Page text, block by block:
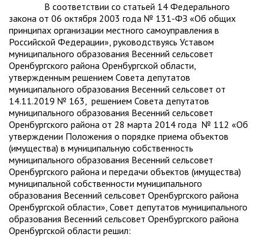
В соответствии со статьей 14 Федерального
закона от 06 октября 2003 года № 131-ФЗ «Об общих
принципах организации местного самоуправления в
Российской Федерации», руководствуясь Уставом
муниципального образования Весенний сельсовет
Оренбургского района Оренбургской области,
утвержденным решением Совета депутатов
муниципального образования Весенний сельсовет от
14.11.2019 № 163, решением Совета депутатов
муниципального образования Весенний сельсовет
Оренбургского района от 28 марта 2014 года № 112 «Об
утверждении Положения о порядке приема объектов
(имущества) в муниципальную собственность
муниципального образования Весенний сельсовет
Оренбургского района и передачи объектов (имущества)
муниципальной собственности муниципального
образования Весенний сельсовет Оренбургского района
Оренбургской области», Совет депутатов муниципального
образования Весенний сельсовет Оренбургского района
Оренбургской области решил: